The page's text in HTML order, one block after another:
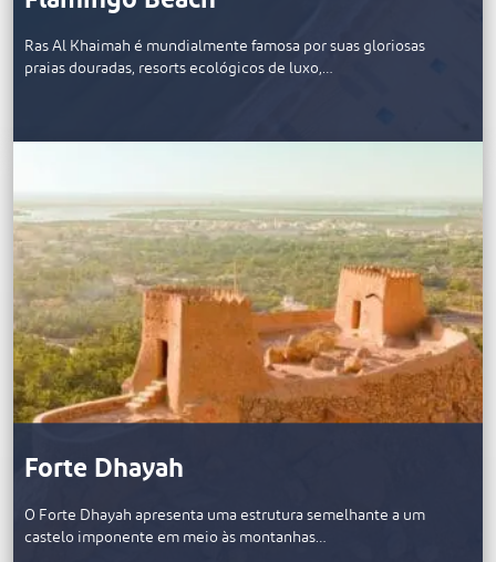
Ras Al Khaimah é mundialmente famosa por suas gloriosas
praias douradas, resorts ecológicos de luxo,…
Forte Dhayah
O Forte Dhayah apresenta uma estrutura semelhante a um
castelo imponente em meio às montanhas…